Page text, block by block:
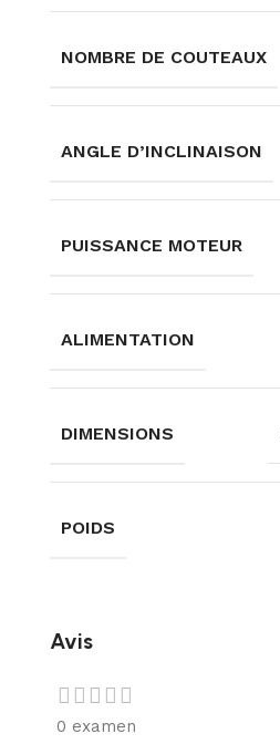
NOMBRE DE COUTEAUX
ANGLE D’INCLINAISON
PUISSANCE MOTEUR
ALIMENTATION
DIMENSIONS
POIDS
Avis
0 examen